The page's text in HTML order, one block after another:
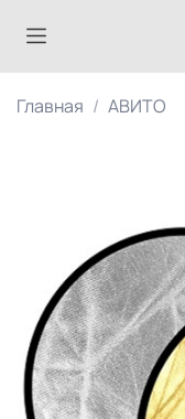
Главная АВИТО